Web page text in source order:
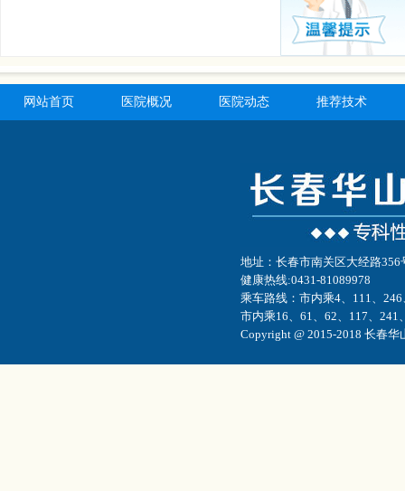
网站首页 医院概况 医院动态 推荐技术
地址：长春市南关区大经路
健康热线:0431-81089978
乘车路线：市内乘4、111、
市内乘16、61、62、117、241
Copyright @ 2015-2018 长春